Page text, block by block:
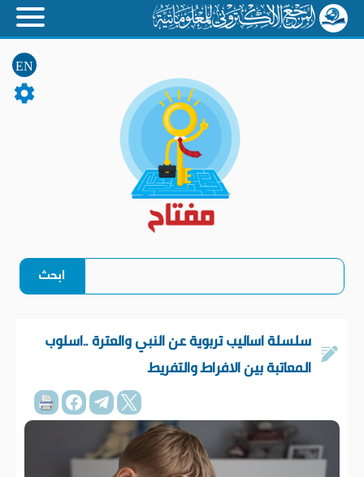
EN
سلسلة اساليب تربوية عن النبي والعترة ..اسلوب
المعاتبة بين الافراط والتفريط